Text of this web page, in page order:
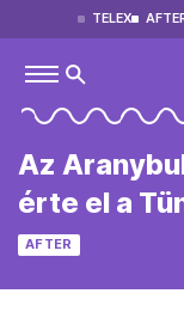
TELEX
Az
érte el a
AFTER